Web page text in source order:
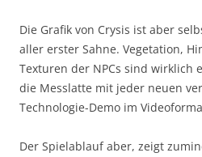
Die Grafik von Crysis ist aber
aller erster Sahne. Vegetation,
Texturen der NPCs sind wirklich
die Messlatte mit jeder neuen
Technologie-Demo im
Der Spielablauf aber, zeigt